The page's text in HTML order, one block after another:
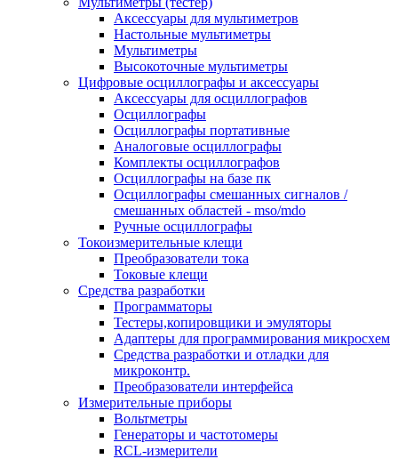
Аксессуары для мультиметров
Настольные мультиметры
Мультиметры
Высокоточные мультиметры
Цифровые осциллографы и аксессуары
Аксессуары для осциллографов
Осциллографы
Осциллографы портативные
Аналоговые осциллографы
Комплекты осциллографов
Осциллографы на базе пк
Осциллографы смешанных сигналов /
смешанных областей - mso/mdo
Ручные осциллографы
Токоизмерительные клещи
Преобразователи тока
Токовые клещи
Средства разработки
Программаторы
Тестеры,копировщики и эмуляторы
Адаптеры для программирования микросхем
Cредства разработки и отладки для
микроконтр.
Преобразователи интерфейса
Измерительные приборы
Вольтметры
Генераторы и частотомеры
RCL-измерители